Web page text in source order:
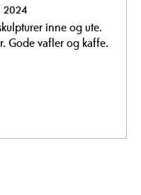
2024
inne og ute.
Gode vafler og kaffe.